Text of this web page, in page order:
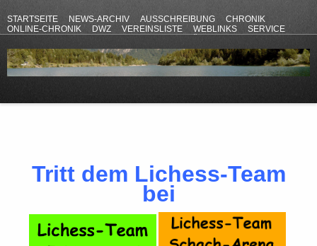
STARTSEITE NEWS-ARCHIV AUSSCHREIBUNG
CHRONIK
ONLINE-CHRONIK
DWZ VEREINSLISTE WEBLINKS
SERVICE
Tritt dem Lichess-Team
bei